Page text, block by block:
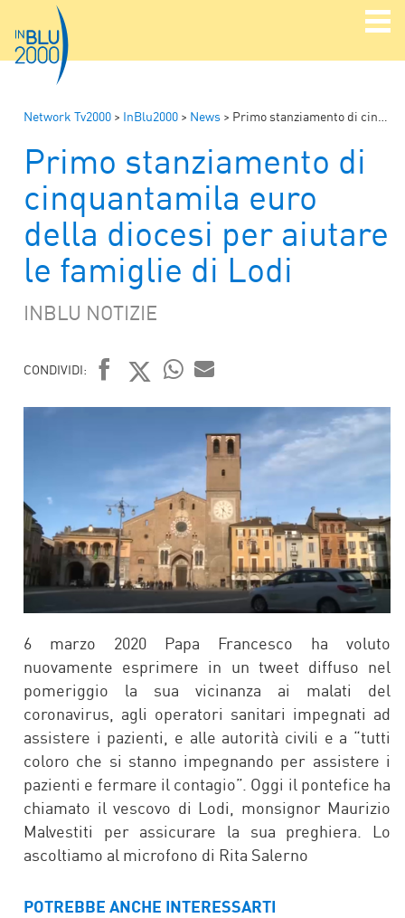
Network Tv2000 > InBlu2000 > News > Primo stanziamento di cinquantamila euro della diocesi per aiutare le famiglie di Lodi
Primo stanziamento di
cinquantamila euro
della diocesi per aiutare
le famiglie di Lodi
INBLU NOTIZIE
CONDIVIDI:
FACEBOOK
TWITTER
WHATSAPP
MAIL
6 marzo 2020 Papa Francesco ha voluto
nuovamente esprimere in un tweet diffuso nel
pomeriggio la sua vicinanza ai malati del
coronavirus, agli operatori sanitari impegnati ad
assistere i pazienti, e alle autorità civili e a “tutti
coloro che si stanno impegnando per assistere i
pazienti e fermare il contagio”. Oggi il pontefice ha
chiamato il vescovo di Lodi, monsignor Maurizio
Malvestiti per assicurare la sua preghiera. Lo
ascoltiamo al microfono di Rita Salerno
POTREBBE ANCHE INTERESSARTI